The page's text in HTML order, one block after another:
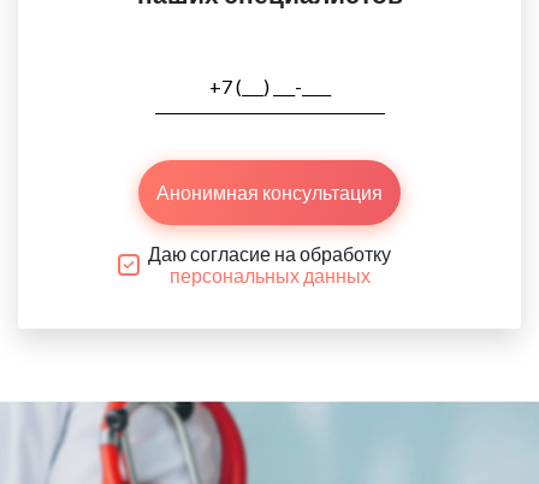
Анонимная консультация
Даю согласие на обработку
персональных данных